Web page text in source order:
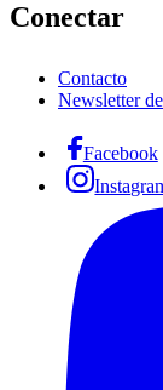
Conectar
Contacto
Newsletter
Facebook